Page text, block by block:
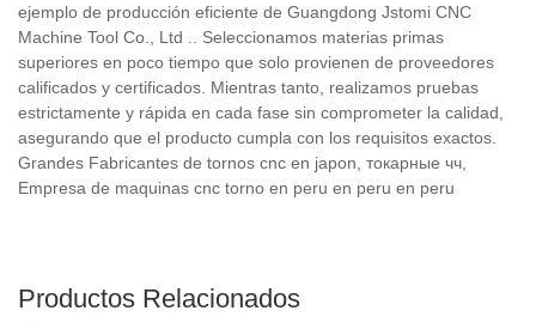
ejemplo de producción eficiente de Guangdong Jstomi CNC
Machine Tool Co., Ltd .. Seleccionamos materias primas
superiores en poco tiempo que solo provienen de proveedores
calificados y certificados. Mientras tanto, realizamos pruebas
estrictamente y rápida en cada fase sin comprometer la calidad,
asegurando que el producto cumpla con los requisitos exactos.
Grandes Fabricantes de tornos cnc en japon, токарные чч,
Empresa de maquinas cnc torno en peru en peru en peru
Productos Relacionados